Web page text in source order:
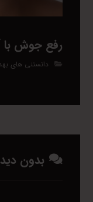
رفع جوش با
دانستنی های
بدون